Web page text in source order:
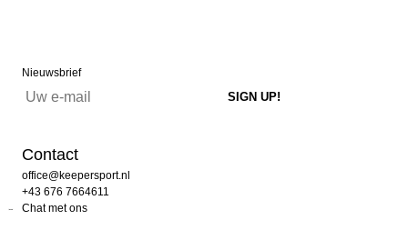
Nieuwsbrief
Contact
office@keepersport.nl
+43 676 7664611
Chat met ons